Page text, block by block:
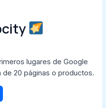
lugares de Google
20 páginas o productos.